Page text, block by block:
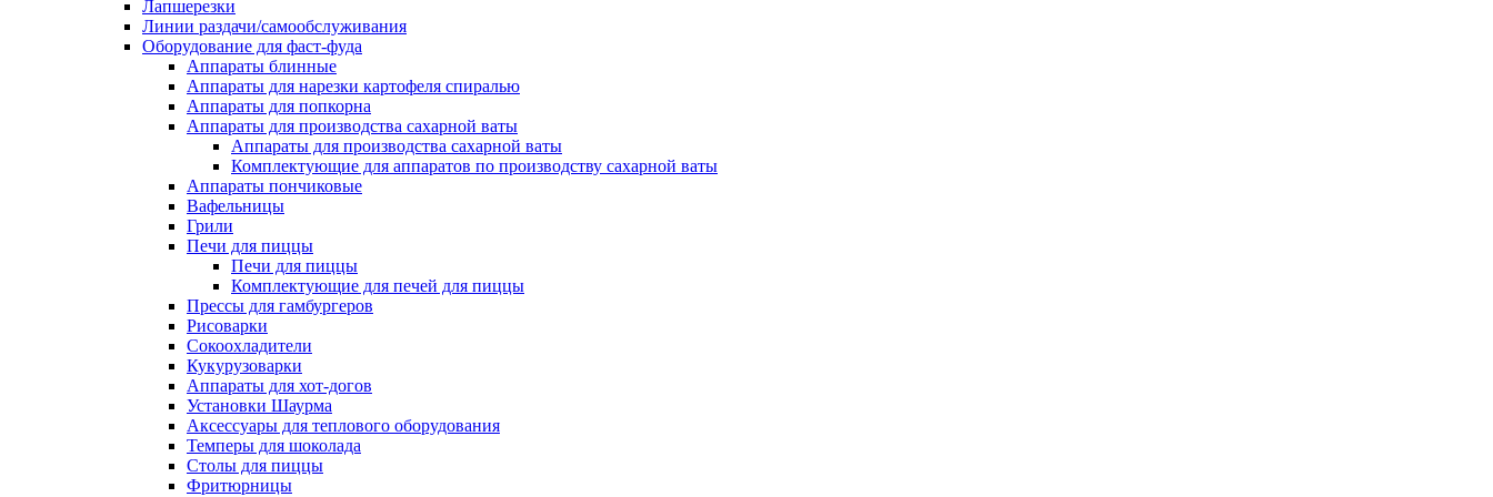
Лапшерезки
Линии раздачи/самообслуживания
Оборудование для фаст-фуда
Аппараты блинные
Аппараты для нарезки картофеля спиралью
Аппараты для попкорна
Аппараты для производства сахарной ваты
Аппараты для производства сахарной ваты
Комплектующие для аппаратов по производству сахарной ваты
Аппараты пончиковые
Вафельницы
Грили
Печи для пиццы
Печи для пиццы
Комплектующие для печей для пиццы
Прессы для гамбургеров
Рисоварки
Сокоохладители
Кукурузоварки
Аппараты для хот-догов
Установки Шаурма
Аксессуары для теплового оборудования
Темперы для шоколада
Столы для пиццы
Фритюрницы